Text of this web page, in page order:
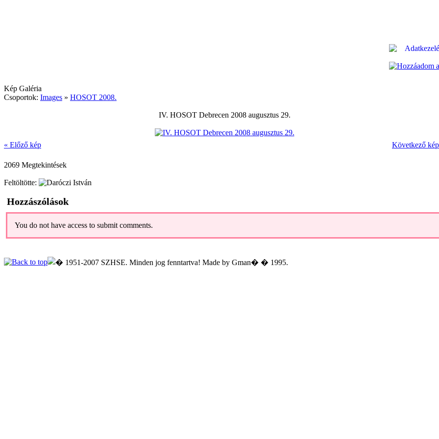
Kép Galéria
Csoportok: Images » HOSOT 2008.
IV. HOSOT Debrecen 2008 augusztus 29.
« Előző kép Következő
2069 Megtekintések
Feltöltötte:
Hozzászólások
You do not have access to submit comments.